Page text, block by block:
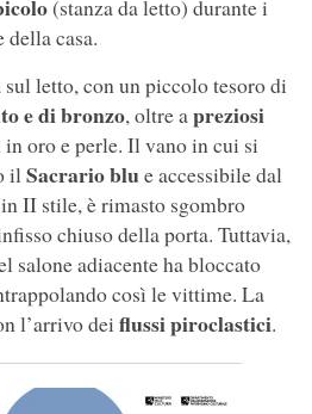
(stanza da letto) durante i
casa.
sul letto, con un piccolo tesoro di
e di bronzo, oltre apreziosi
oro e perle. Il vano in cui si
ilSacrario blue accessibile dal
II stile, è rimasto sgombro
chiuso della porta. Tuttavia,
salone adiacente ha bloccato
così le vittime. La
l’arrivo dei flussi piroclastici.